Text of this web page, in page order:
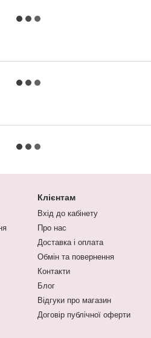
Клієнтам
Вхід до кабінету
Про нас
Доставка і оплата
Обмін та повернення
Контакти
Блог
Відгуки про магазин
Договір публічної оферти